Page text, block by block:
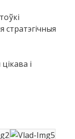
і